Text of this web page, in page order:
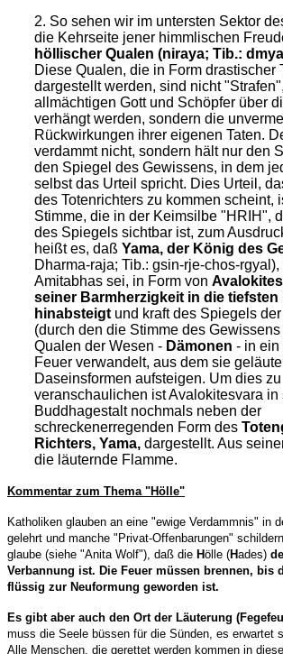
2. So sehen wir im untersten Sektor
die Kehrseite jener himmlischen
höllischer Qualen (niraya; Tib.:
Diese Qualen, die in Form drastischer
dargestellt werden, sind nicht
allmächtigen Gott und Schöpfer über
verhängt werden, sondern die
Rückwirkungen ihrer eigenen Taten.
verdammt nicht, sondern hält nur den
den Spiegel des Gewissens, in dem
selbst das Urteil spricht. Dies Urteil,
des Totenrichters zu kommen scheint,
Stimme, die in der Keimsilbe "HRIH",
des Spiegels sichtbar ist, zum
heißt es, daß Yama, der König des
Dharma-raja; Tib.: gsin-rje-chos-
Amitabhas sei, in Form von
seiner Barmherzigkeit in die tiefsten
hinabsteigtund kraft des Spiegels
(durch den die Stimme des
Qualen der Wesen - Dämonen - in ein
Feuer verwandelt, aus dem sie
Daseinsformen aufsteigen. Um dies zu
veranschaulichen ist Avalokitesvara in
Buddhagestalt nochmals neben der
schreckenerregenden Form des
Richters, Yama, dargestellt. Aus
die läuternde Flamme.
Kommentar zum Thema "Hölle"
Katholiken glauben an eine "ewige Verdammnis" in
gelehrt und manche "Privat-Offenbarungen"
glaube (siehe "Anita Wolf"), daß die Hölle (Hades)
Verbannung ist. Die Feuer müssen brennen, bis
flüssig zur Neuformung geworden ist.
Es gibt aber auch den Ort der Läuterung
muss die Seele büssen für die Sünden, es erwartet
Alle Menschen, die gerettet werden kommen in